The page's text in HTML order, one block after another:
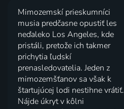
Mimozemskí prieskumníci
musia predčasne opustiť les
neďaleko Los Angeles, kde
pristáli, pretože ich takmer
prichytia ľudskí
prenasledovatelia. Jeden z
mimozemšťanov sa však k
štartujúcej lodi nestihne vrátiť.
Nájde úkryt v kôlni